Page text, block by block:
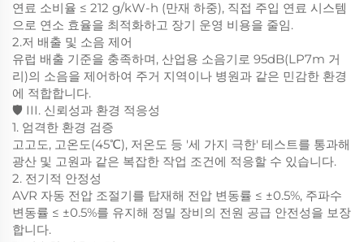
연료 소비율 ≤ 212 g/kW-h (만재 하중), 직접 주입 연료 시스템
으로 연소 효율을 최적화하고 장기 운영 비용을 줄임.
2.저 배출 및 소음 제어
유럽 배출 기준을 충족하며, 산업용 소음기로 95dB(LP7m 거
리)의 소음을 제어하여 주거 지역이나 병원과 같은 민감한 환경
에 적합합니다.
🛡️ III. 신뢰성과 환경 적응성
1. 엄격한 환경 검증
고고도, 고온도(45℃), 저온도 등 '세 가지 극한' 테스트를 통과해
광산 및 고원과 같은 복잡한 작업 조건에 적응할 수 있습니다.
2. 전기적 안정성
AVR 자동 전압 조절기를 탑재해 전압 변동률 ≤ ±0.5%, 주파수
변동률 ≤ ±0.5%를 유지해 정밀 장비의 전원 공급 안전성을 보장
합니다.